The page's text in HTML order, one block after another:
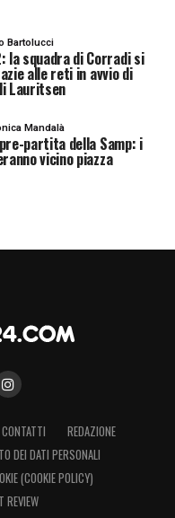
Bartolucci
la squadra di Corradi si
alle reti in avvio di
Lauritsen
Mandalà
partita della Samp: i
vicino piazza
CONTATTI
REDAZIONE
DEI DATI PERSONALI
(COOKIE POLICY)
REVIEW